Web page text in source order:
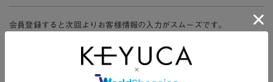
会員登録すると次回よりお客様情報の入力がスムーズです。
ージ、購入履歴をご利用いただけます。